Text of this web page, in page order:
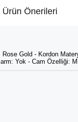
Ürün Önerileri
Gold - Kordon
Yok - Cam Özelliği: